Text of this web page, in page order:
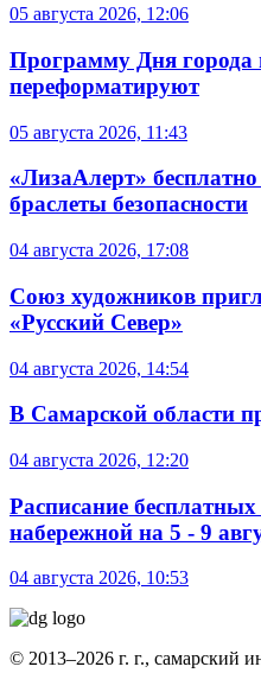
05 августа 2026, 12:06
Программу Дня города
переформатируют
05 августа 2026, 11:43
«ЛизаАлерт»
браслеты безопасности
04 августа 2026, 17:08
Союз художников
«Русский Север»
04 августа 2026, 14:54
В Самарской области
04 августа 2026, 12:20
Расписание
набережной на 5 - 9
04 августа 2026, 10:53
© 2013–2026 г. г., самарский